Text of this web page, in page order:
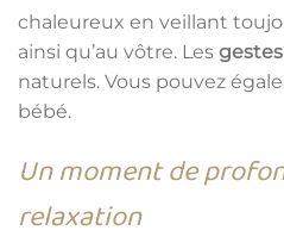
chaleureux en veillant
ainsi qu’au vôtre. Les gestes
naturels. Vous pouvez
bébé.
Un moment de
relaxation